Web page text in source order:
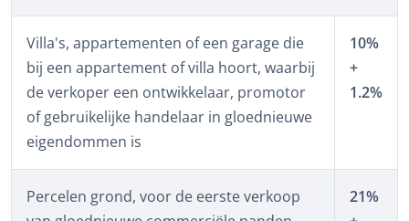
Villa's, appartementen of een garage die
bij een appartement of villa hoort, waarbij
de verkoper een ontwikkelaar, promotor
of gebruikelijke handelaar in gloednieuwe
eigendommen is
10%
+
1.2%
Percelen grond, voor de eerste verkoop
21%